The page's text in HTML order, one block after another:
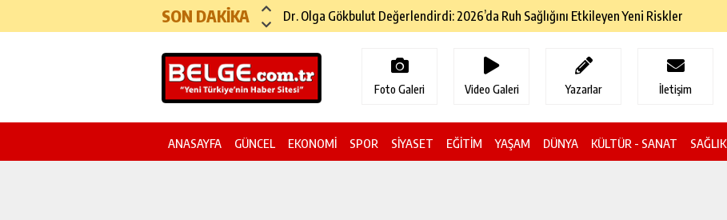
SON DAKİKA Köprü ve Otoyol Geçiş Ücretlerine Zam Geldi
Foto Galeri Video Galeri Yazarlar İletişim
ANASAYFA GÜNCEL EKONOMİ SPOR SİYASET EĞİTİM YAŞAM DÜNYA KÜLTÜR - SANAT SAĞLIK